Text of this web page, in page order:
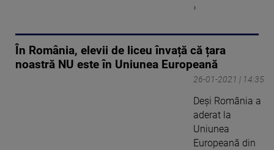
›
În România, elevii de liceu învață că țara
noastră NU este în Uniunea Europeană
26-01-2021 | 14:35
Deși România a
aderat la
Uniunea
Europeană din